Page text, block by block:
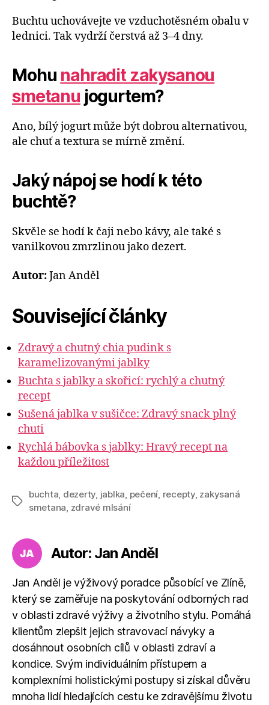
Buchtu uchovávejte ve vzduchotěsném obalu v
lednici. Tak vydrží čerstvá až 3–4 dny.
Mohu nahradit zakysanou
smetanu jogurtem?
Ano, bílý jogurt může být dobrou alternativou,
ale chuť a textura se mírně změní.
Jaký nápoj se hodí k této
buchtě?
Skvěle se hodí k čaji nebo kávy, ale také s
vanilkovou zmrzlinou jako dezert.
Autor:Jan Anděl
Související články
Zdravý a chutný chia pudink s
karamelizovanými jablky
Buchta s jablky a skořicí: rychlý a chutný
recept
Sušená jablka v sušičce: Zdravý snack plný
chuti
Rychlá bábovka s jablky: Hravý recept na
každou příležitost
Štítky
buchta, dezerty, jablka, pečení, recepty, zakysaná
smetana, zdravé mlsání
Autor: Jan Anděl
Jan Anděl je výživový poradce působící ve Zlíně,
který se zaměřuje na poskytování odborných rad
v oblasti zdravé výživy a životního stylu. Pomáhá
klientům zlepšit jejich stravovací návyky a
dosáhnout osobních cílů v oblasti zdraví a
kondice. Svým individuálním přístupem a
komplexními holistickými postupy si získal důvěru
mnoha lidí hledajících cestu ke zdravějšímu životu